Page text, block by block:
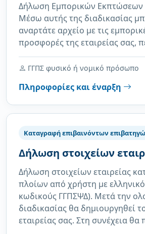
Δήλωση Εμπορικών
Μέσω αυτής της διαδικασίας
αναρτάτε αρχείο με τις
προσφορές της εταιρείας σας,
ΓΓΠΣ φυσικό ή νομικό πρόσωπο
Πληροφορίες και έναρξη
Καταγραφή επιβαινόντων
Δήλωση στοιχείων
Δήλωση στοιχείων εταιρείας
πλοίων από χρήστη με
κωδικούς ΓΓΠΣΨΔ). Μετά την
διαδικασίας θα δημιουργηθεί
εταιρείας σας. Στη συνέχεια θα